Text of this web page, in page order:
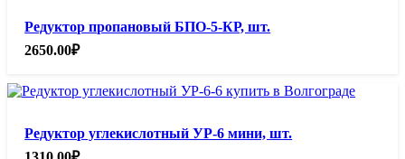
Редуктор пропановый БПО-5-КР, шт.
2650.00₽
Редуктор углекислотный УР-6 мини, шт.